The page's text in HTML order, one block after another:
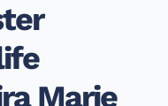
Marie